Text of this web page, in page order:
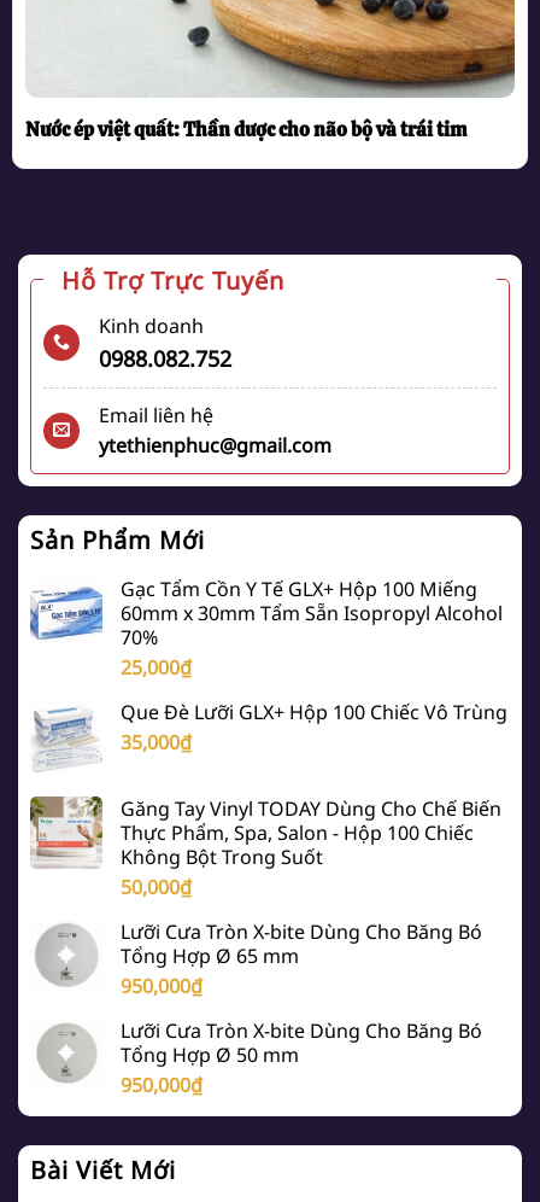
Hỗ Trợ Trực Tuyến
Kinh doanh
0988.082.752
Email liên hệ
ytethienphuc@gmail.com
Sản Phẩm Mới
Gạc Tẩm Cồn Y Tế GLX+ Hộp 100 Miếng
60mm x 30mm Tẩm Sẵn Isopropyl Alcohol
70%
25,000₫
Que Đè Lưỡi GLX+ Hộp 100 Chiếc Vô Trùng
35,000₫
Găng Tay Vinyl TODAY Dùng Cho Chế Biến
Thực Phẩm, Spa, Salon - Hộp 100 Chiếc
Không Bột Trong Suốt
50,000₫
Lưỡi Cưa Tròn X-bite Dùng Cho Băng Bó
Tổng Hợp Ø 65 mm
950,000₫
Lưỡi Cưa Tròn X-bite Dùng Cho Băng Bó
Tổng Hợp Ø 50 mm
950,000₫
Bài Viết Mới
Nước ép việt quất: Thần dược cho não bộ và trái tim